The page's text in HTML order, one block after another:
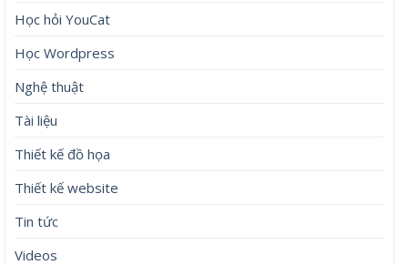
Học hỏi YouCat
Học Wordpress
Nghệ thuật
Tài liệu
Thiết kế đồ họa
Thiết kế website
Tin tức
Videos